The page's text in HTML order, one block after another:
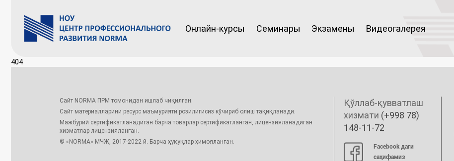
Онлайн-курсы Семинары Экзамены Видеогалерея
404
Сайт NORMA ПРМ томонидан ишлаб чиқилган.
Сайт материалларини ресурс маъмурияти розилигисиз кўчириб олиш тақиқланади.
Мажбурий сертификатланадиган барча товарлар сертификатланган, лицензияланадиган
хизматлар лицензияланган.
© «NORMA» МЧЖ, 2017-2022 й. Барча ҳуқуқлар ҳимояланган.
Қўллаб-қувватлаш
хизмати (+998 78)
148-11-72
Facebook даги
саҳифамиз